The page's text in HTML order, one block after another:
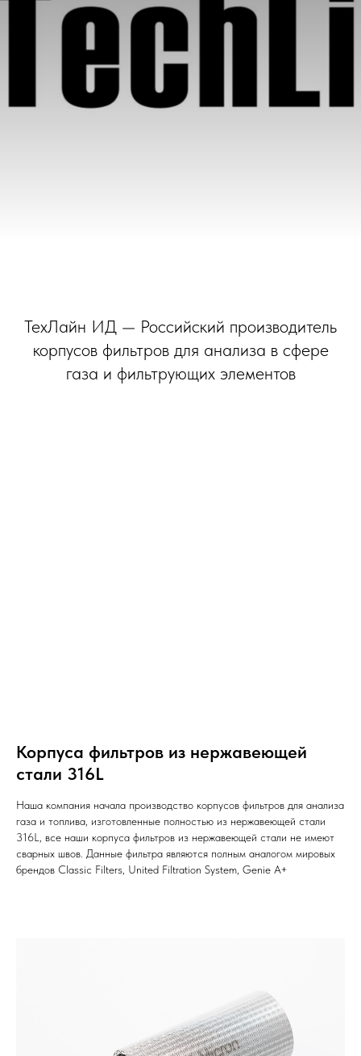
ТехЛайн ИД — Российский производитель
корпусов фильтров для анализа в сфере
газа и фильтрующих элементов
Корпуса фильтров из нержавеющей
стали 316L
Наша компания начала производство корпусов фильтров для анализа
газа и топлива, изготовленные полностью из нержавеющей стали
316L, все наши корпуса фильтров из нержавеющей стали не имеют
сварных швов. Данные фильтра являются полным аналогом мировых
брендов Classic Filters, United Filtration System, Genie A+